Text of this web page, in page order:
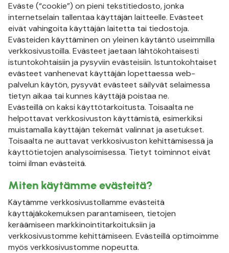
Eväste (“cookie”) on pieni tekstitiedosto, jonka
internetselain tallentaa käyttäjän laitteelle. Evästeet
eivät vahingoita käyttäjän laitetta tai tiedostoja.
Evästeiden käyttäminen on yleinen käytäntö useimmilla
verkkosivustoilla. Evästeet jaetaan lähtökohtaisesti
istuntokohtaisiin ja pysyviin evästeisiin. Istuntokohtaiset
evästeet vanhenevat käyttäjän lopettaessa web-
palvelun käytön, pysyvät evästeet säilyvät selaimessa
tietyn aikaa tai kunnes käyttäjä poistaa ne.
Evästeillä on kaksi käyttötarkoitusta. Toisaalta ne
helpottavat verkkosivuston käyttämistä, esimerkiksi
muistamalla käyttäjän tekemät valinnat ja asetukset.
Toisaalta ne auttavat verkkosivuston kehittämisessä ja
käyttötietojen analysoimisessa. Tietyt toiminnot eivät
toimi ilman evästeitä.
Miten käytämme evästeitä?
Käytämme verkkosivustollamme evästeitä
käyttäjäkokemuksen parantamiseen, tietojen
keräämiseen markkinointitarkoituksiin ja
verkkosivustomme kehittämiseen. Evästeillä optimoimme
myös verkkosivustomme nopeutta.